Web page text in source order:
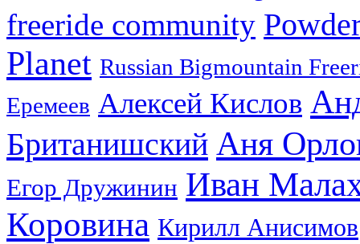
freeride community
Planet Russian Bigmountain
Еремеев Алексей Кислов
Британишский Аня
Егор Дружинин Иван
Коровина Кирилл Анисимов